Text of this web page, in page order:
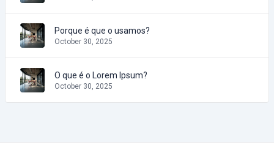
Porque é que o usamos?
October 30, 2025
O que é o Lorem Ipsum?
October 30, 2025